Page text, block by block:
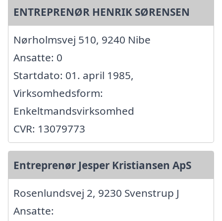
ENTREPRENØR HENRIK SØRENSEN
Nørholmsvej 510, 9240 Nibe
Ansatte: 0
Startdato: 01. april 1985,
Virksomhedsform:
Enkeltmandsvirksomhed
CVR: 13079773
Entreprenør Jesper Kristiansen ApS
Rosenlundsvej 2, 9230 Svenstrup J
Ansatte: